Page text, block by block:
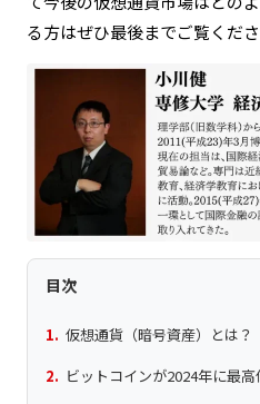
る方はぜひ最後までご覧くださ
目次
仮想通貨（暗号資産）とは？
ビットコインが2024年に最